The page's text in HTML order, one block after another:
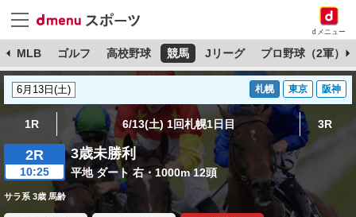
dメニュー
MLB ゴルフ 高校野球 競馬 Jリーグ プロ野球（2軍）
札幌 東京 阪神
1R 6/13(土) 1回札幌1日目 3R
2R
10:25
3歳未勝利
平地 ダート 右・1000m 12頭
サラ系 3歳 馬齢